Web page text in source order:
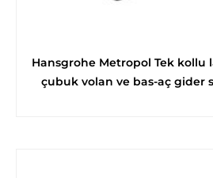
Hansgrohe Metropol Tek kollu
çubuk volan ve bas-aç gider